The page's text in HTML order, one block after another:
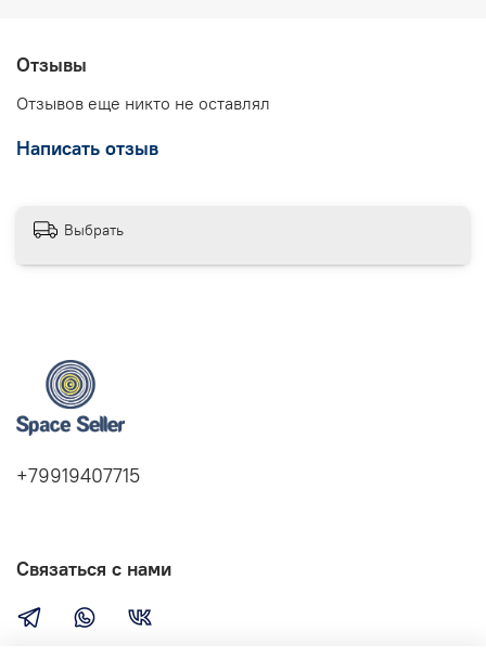
Отзывы
Отзывов еще никто не оставлял
Написать отзыв
Выбрать
+79919407715
Связаться с нами